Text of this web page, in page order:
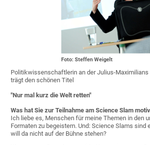
Foto: Steffen Weigelt
Politikwissenschaftlerin an der Julius-Maximilians
trägt den schönen Titel
"Nur mal kurz die Welt retten"
Was hat Sie zur Teilnahme am Science Slam
Ich liebe es, Menschen für meine Themen in den
Formaten zu begeistern. Und: Science Slams sind
will da nicht auf der Bühne stehen?